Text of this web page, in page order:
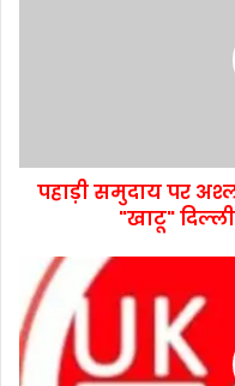
पहाड़ी समुदाय पर
"खाटू"